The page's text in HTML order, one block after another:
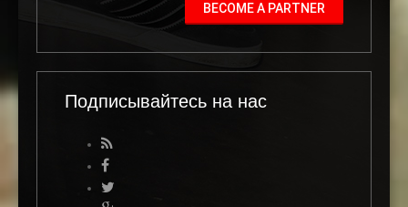
BECOME A PARTNER
Подписывайтесь на нас